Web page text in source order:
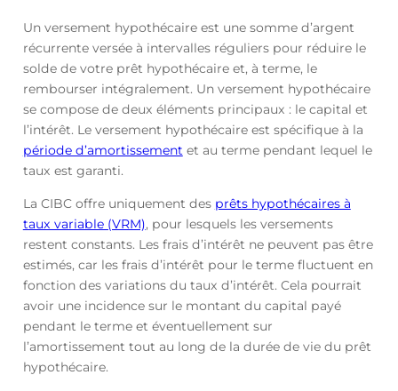
Un versement hypothécaire est une somme d’argent
récurrente versée à intervalles réguliers pour réduire le
solde de votre prêt hypothécaire et, à terme, le
rembourser intégralement. Un versement hypothécaire
se compose de deux éléments principaux : le capital et
l’intérêt. Le versement hypothécaire est spécifique à la
période d’amortissementet au terme pendant lequel le
taux est garanti.
La CIBC offre uniquement des prêts hypothécaires à
taux variable (VRM), pour lesquels les versements
restent constants. Les frais d’intérêt ne peuvent pas être
estimés, car les frais d’intérêt pour le terme fluctuent en
fonction des variations du taux d’intérêt. Cela pourrait
avoir une incidence sur le montant du capital payé
pendant le terme et éventuellement sur
l’amortissement tout au long de la durée de vie du prêt
hypothécaire.